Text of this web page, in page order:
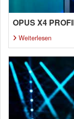
OPUS X4
Weiterlesen